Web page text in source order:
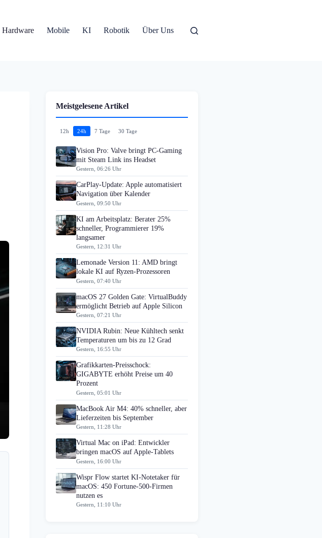
Hardware Mobile KI Robotik Über Uns
Meistgelesene Artikel
12h 24h 7 Tage 30 Tage
Vision Pro: Valve bringt PC-Gaming
mit Steam Link ins Headset
Gestern, 06:26 Uhr
CarPlay-Update: Apple automatisiert
Navigation über Kalender
Gestern, 09:50 Uhr
KI am Arbeitsplatz: Berater 25%
schneller, Programmierer 19%
langsamer
Gestern, 12:31 Uhr
Lemonade Version 11: AMD bringt
lokale KI auf Ryzen-Prozessoren
Gestern, 07:40 Uhr
macOS 27 Golden Gate: VirtualBuddy
ermöglicht Betrieb auf Apple Silicon
Gestern, 07:21 Uhr
NVIDIA Rubin: Neue Kühltech senkt
Temperaturen um bis zu 12 Grad
Gestern, 16:55 Uhr
Grafikkarten-Preisschock:
GIGABYTE erhöht Preise um 40
Prozent
Gestern, 05:01 Uhr
MacBook Air M4: 40% schneller, aber
Lieferzeiten bis September
Gestern, 11:28 Uhr
Virtual Mac on iPad: Entwickler
bringen macOS auf Apple-Tablets
Gestern, 16:00 Uhr
Wispr Flow startet KI-Notetaker für
macOS: 450 Fortune-500-Firmen
nutzen es
Gestern, 11:10 Uhr